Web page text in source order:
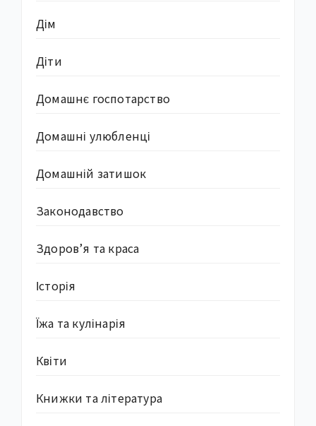
Дім
Діти
Домашнє госпотарство
Домашні улюбленці
Домашній затишок
Законодавство
Здоров’я та краса
Історія
Їжа та кулінарія
Квіти
Книжки та література